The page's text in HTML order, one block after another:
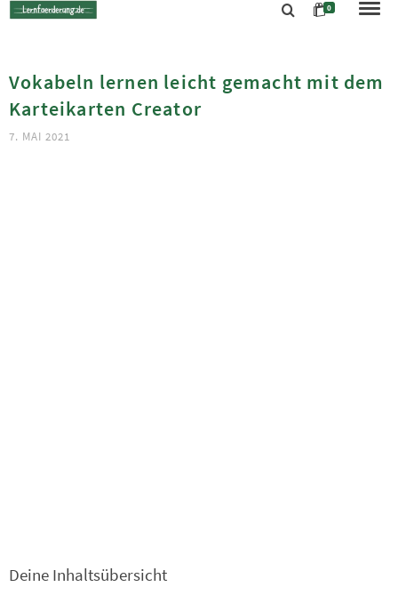
0
Vokabeln lernen leicht gemacht mit dem
Karteikarten Creator
7. MAI 2021
Deine Inhaltsübersicht